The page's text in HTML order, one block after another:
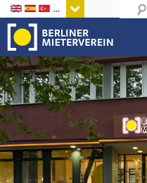
Sprachen